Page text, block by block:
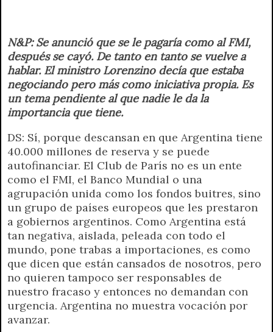
N&P: Se anunció que se le pagaría como al FMI,
después se cayó. De tanto en tanto se vuelve a
hablar. El ministro Lorenzino decía que estaba
negociando pero más como iniciativa propia. Es
un tema pendiente al que nadie le da la
importancia que tiene.
DS: Sí, porque descansan en que Argentina tiene
40.000 millones de reserva y se puede
autofinanciar. El Club de París no es un ente
como el FMI, el Banco Mundial o una
agrupación unida como los fondos buitres, sino
un grupo de países europeos que les prestaron
a gobiernos argentinos. Como Argentina está
tan negativa, aislada, peleada con todo el
mundo, pone trabas a importaciones, es como
que dicen que están cansados de nosotros, pero
no quieren tampoco ser responsables de
nuestro fracaso y entonces no demandan con
urgencia. Argentina no muestra vocación por
avanzar.